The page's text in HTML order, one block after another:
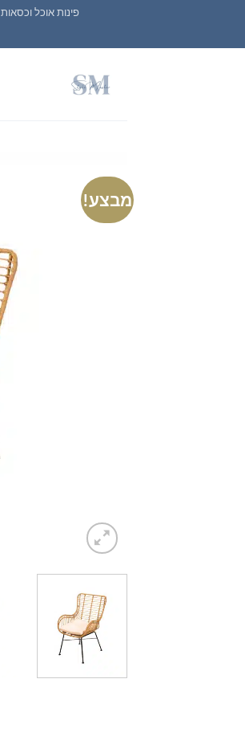
content
פינות אוכל וכסאות
מבצע!